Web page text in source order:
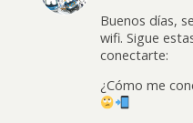
Buenos días,
wifi. Sigue
conectarte:
¿Cómo me